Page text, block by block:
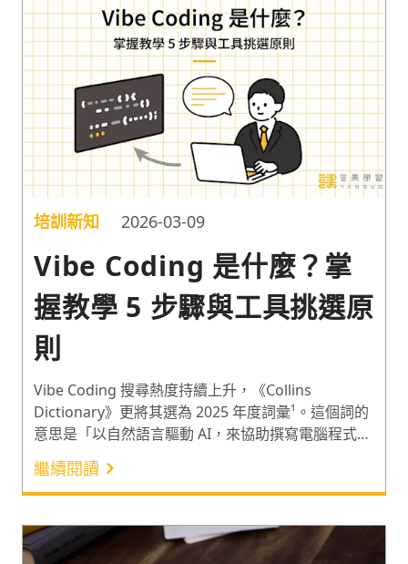
培訓新知 2026-03-09
Vibe Coding 是什麼？掌
握教學 5 步驟與工具挑選原
則
Vibe Coding 搜尋熱度持續上升，《Collins
Dictionary》更將其選為 2025 年度詞彙¹。這個詞的
意思是「以自然語言驅動 AI，來協助撰寫電腦程式
碼」，讓工程師能更快速地完成開發，無寫程式基礎
的人也能獨立做出應用程式。因此以下分享 4 類型的
Vibe Coding 工具、Vibe Coding 教學 5 步驟與範
例。一起了解如何善用 Vibe Coding 工具，讓工作更
高效，跨部門溝通更順暢吧！
繼續閱讀